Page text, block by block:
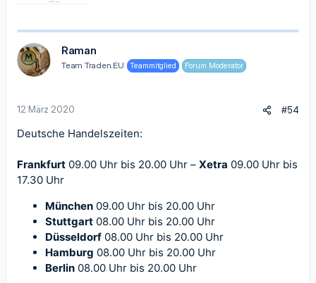
Raman
Team Traden.EU Teammitglied Forum Moderator
12 März 2020 #54
Deutsche Handelszeiten:
Frankfurt 09.00 Uhr bis 20.00 Uhr – Xetra 09.00 Uhr bis
17.30 Uhr
München 09.00 Uhr bis 20.00 Uhr
Stuttgart 08.00 Uhr bis 20.00 Uhr
Düsseldorf 08.00 Uhr bis 20.00 Uhr
Hamburg 08.00 Uhr bis 20.00 Uhr
Berlin 08.00 Uhr bis 20.00 Uhr